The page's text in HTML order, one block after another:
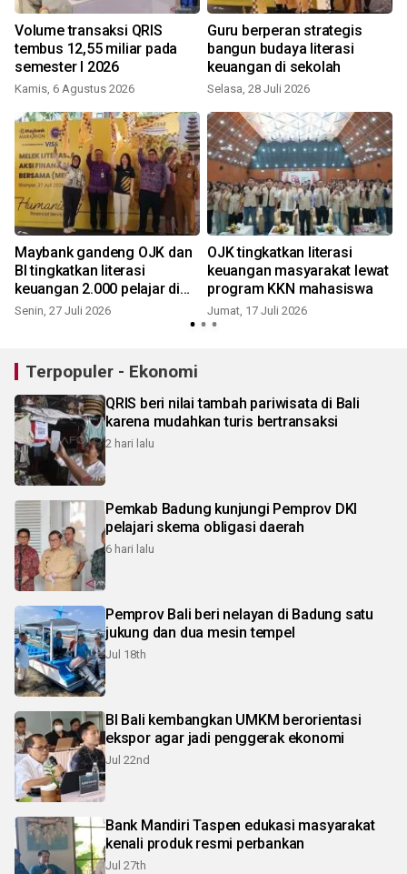
Volume transaksi QRIS
tembus 12,55 miliar pada
semester I 2026
Kamis, 6 Agustus 2026
Guru berperan strategis
bangun budaya literasi
keuangan di sekolah
Selasa, 28 Juli 2026
Maybank gandeng OJK dan
BI tingkatkan literasi
keuangan 2.000 pelajar di
Gianyar
Senin, 27 Juli 2026
OJK tingkatkan literasi
keuangan masyarakat lewat
program KKN mahasiswa
Jumat, 17 Juli 2026
Terpopuler - Ekonomi
QRIS beri nilai tambah pariwisata di Bali
karena mudahkan turis bertransaksi
2 hari lalu
Pemkab Badung kunjungi Pemprov DKI
pelajari skema obligasi daerah
6 hari lalu
Pemprov Bali beri nelayan di Badung satu
jukung dan dua mesin tempel
Jul 18th
BI Bali kembangkan UMKM berorientasi
ekspor agar jadi penggerak ekonomi
Jul 22nd
Bank Mandiri Taspen edukasi masyarakat
kenali produk resmi perbankan
Jul 27th